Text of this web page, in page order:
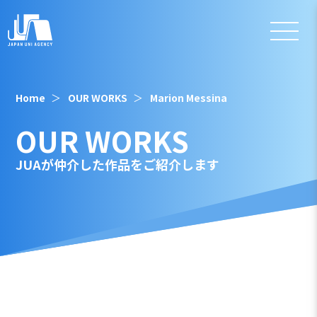
Home OUR WORKS Marion Messina
OUR WORKS
JUAが仲介した作品をご紹介します